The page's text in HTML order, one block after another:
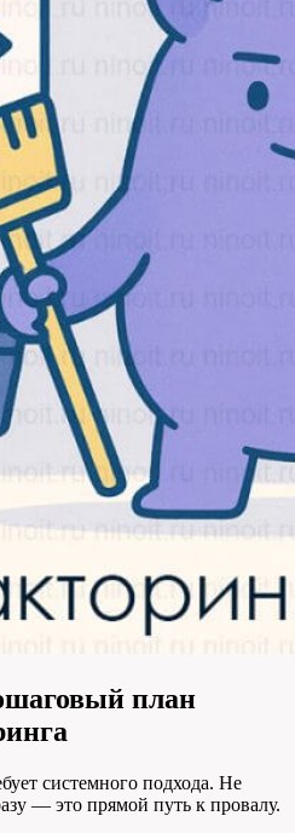
план
системного подхода. Не
— это прямой путь к провалу.